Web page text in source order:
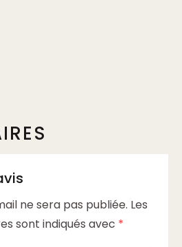
ne sera pas publiée. Les
sont indiqués avec *